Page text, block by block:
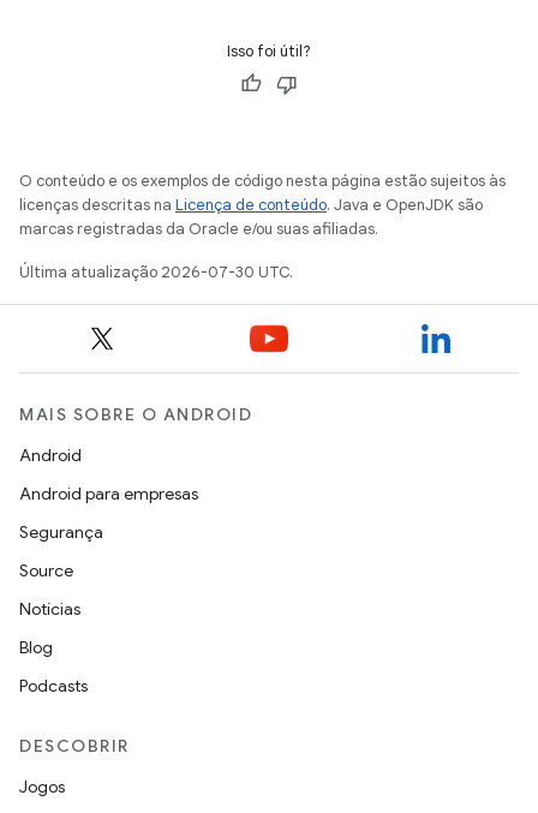
Isso foi útil?
O conteúdo e os exemplos de código nesta página estão sujeitos às
licenças descritas na Licença de conteúdo. Java e OpenJDK são
marcas registradas da Oracle e/ou suas afiliadas.
Última atualização 2026-07-30 UTC.
MAIS SOBRE O ANDROID
Android
Android para empresas
Segurança
Source
Notícias
Blog
Podcasts
DESCOBRIR
Jogos